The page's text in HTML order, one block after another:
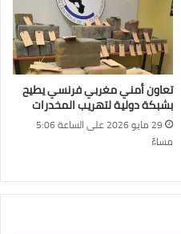
تعاون أمني مغربي فرنسي يطيح
بشبكة دولية لتهريب المخدرات
29 مايو 2026 على الساعة 5:06
مساءً